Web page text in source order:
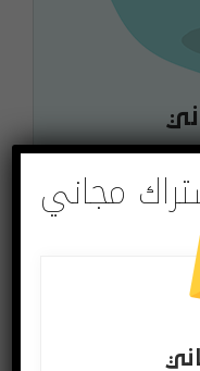
ادخل بريدك
تشاء
مجاني